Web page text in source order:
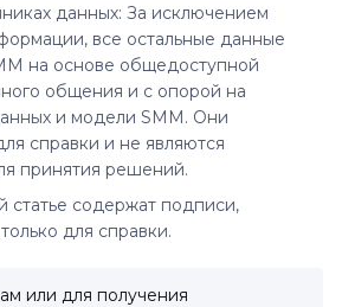
данных: За исключением
все остальные данные
на основе общедоступной
общения и с опорой на
и модели SMM. Они
справки и не являются
принятия решений.
статье содержат подписи,
для справки.
или для получения